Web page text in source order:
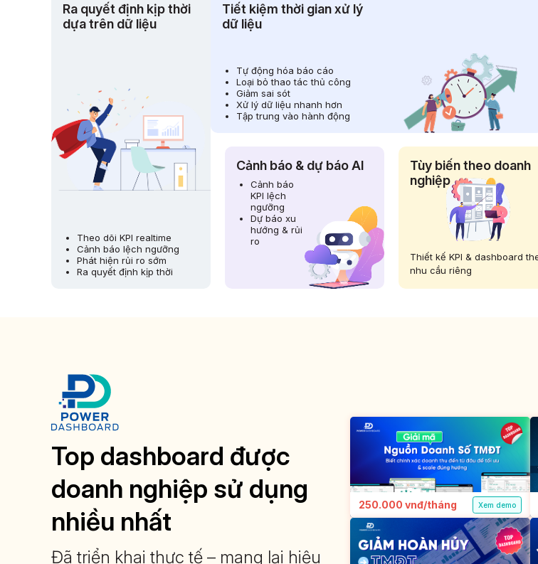
Ra quyết định kịp thời
dựa trên dữ liệu
Theo dõi KPI realtime
Cảnh báo lệch ngưỡng
Phát hiện rủi ro sớm
Ra quyết định kịp thời
Tiết kiệm thời gian xử lý
dữ liệu
Tự động hóa báo cáo
Loại bỏ thao tác thủ công
Giảm sai sót
Xử lý dữ liệu nhanh hơn
Tập trung vào hành động
Cảnh báo & dự báo AI
Cảnh báo
KPI lệch
ngưỡng
Dự báo xu
hướng & rủi
ro
Tùy biến theo doanh
nghiệp
Thiết kế KPI & dashboard
nhu cầu riêng
Top dashboard được
doanh nghiệp sử dụng
nhiều nhất
Đã triển khai thực tế – mang lại hiệu
250.000 vnđ/tháng Xem demo